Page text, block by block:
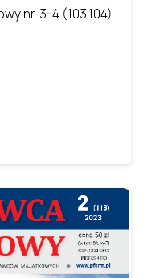
nr. 3-4 (103,104)